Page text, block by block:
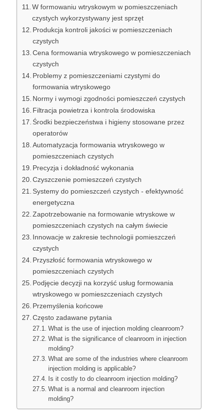
W formowaniu wtryskowym w pomieszczeniach
czystych wykorzystywany jest sprzęt
Produkcja kontroli jakości w pomieszczeniach
czystych
Cena formowania wtryskowego w pomieszczeniach
czystych
Problemy z pomieszczeniami czystymi do
formowania wtryskowego
Normy i wymogi zgodności pomieszczeń czystych
Filtracja powietrza i kontrola środowiska
Środki bezpieczeństwa i higieny stosowane przez
operatorów
Automatyzacja formowania wtryskowego w
pomieszczeniach czystych
Precyzja i dokładność wykonania
Czyszczenie pomieszczeń czystych
Systemy do pomieszczeń czystych - efektywność
energetyczna
Zapotrzebowanie na formowanie wtryskowe w
pomieszczeniach czystych na całym świecie
Innowacje w zakresie technologii pomieszczeń
czystych
Przyszłość formowania wtryskowego w
pomieszczeniach czystych
Podjęcie decyzji na korzyść usług formowania
wtryskowego w pomieszczeniach czystych
Przemyślenia końcowe
Często zadawane pytania
What is the use of injection molding cleanroom?
What is the significance of cleanroom in injection
molding?
What are some of the industries where cleanroom
injection molding is applicable?
Is it costly to do cleanroom injection molding?
What is a normal and cleanroom injection
molding?